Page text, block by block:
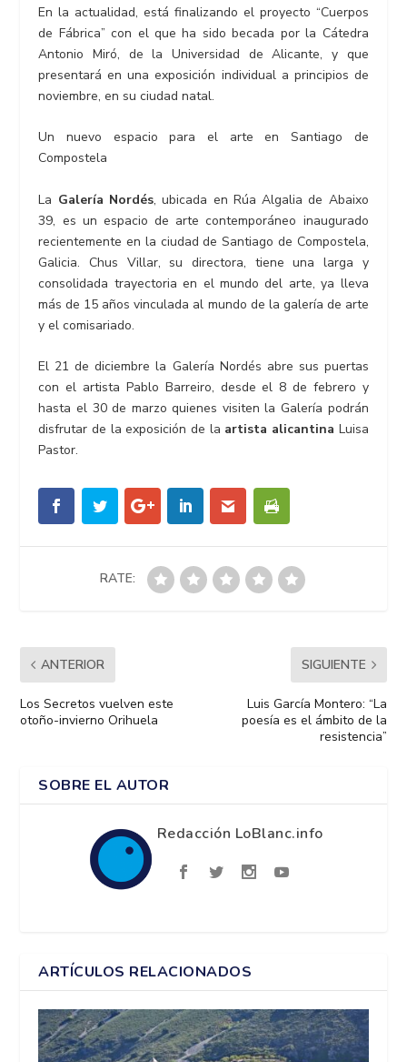
En la actualidad, está finalizando el proyecto “Cuerpos
de Fábrica” con el que ha sido becada por la Cátedra
Antonio Miró, de la Universidad de Alicante, y que
presentará en una exposición individual a principios de
noviembre, en su ciudad natal.
Un nuevo espacio para el arte en Santiago de
Compostela
La Galería Nordés, ubicada en Rúa Algalia de Abaixo
39, es un espacio de arte contemporáneo inaugurado
recientemente en la ciudad de Santiago de Compostela,
Galicia. Chus Villar, su directora, tiene una larga y
consolidada trayectoria en el mundo del arte, ya lleva
más de 15 años vinculada al mundo de la galería de arte
y el comisariado.
El 21 de diciembre la Galería Nordés abre sus puertas
con el artista Pablo Barreiro, desde el 8 de febrero y
hasta el 30 de marzo quienes visiten la Galería podrán
disfrutar de la exposición de la artista alicantina Luisa
Pastor.
RATE:
ANTERIOR
Los Secretos vuelven este
otoño-invierno Orihuela
SIGUIENTE
Luis García Montero: “La
poesía es el ámbito de la
resistencia”
SOBRE EL AUTOR
Redacción LoBlanc.info
ARTÍCULOS RELACIONADOS